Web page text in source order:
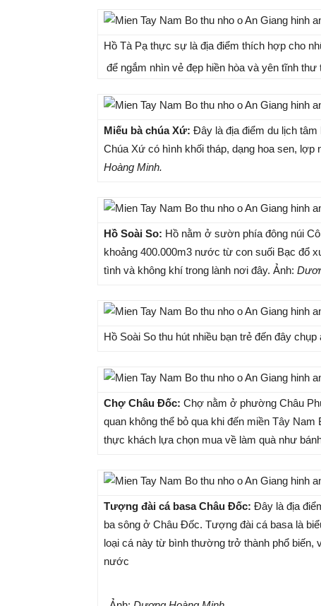
Hồ Tà Pạ thực sự là địa điểm thích hợp cho
để ngắm nhìn vẻ đẹp hiền hòa và yên tĩnh thư
Miếu bà chúa Xứ: Đây là địa điểm du lịch tâm
Chúa Xứ có hình khối tháp, dạng hoa sen, lợp
Hoàng Minh.
Hồ Soài So: Hồ nằm ở sườn phía đông núi
khoảng 400.000m3 nước từ con suối Bạc đổ
tình và không khí trong lành nơi đây. Ảnh:
Hồ Soài So thu hút nhiều bạn trẻ đến đây
Chợ Châu Đốc: Chợ nằm ở phường Châu
quan không thể bỏ qua khi đến miền Tây
thực khách lựa chọn mua về làm quà như
Tượng đài cá basa Châu Đốc: Đây là địa
ba sông ở Châu Đốc. Tượng đài cá basa là
loại cá này từ bình thường trở thành phổ biến,
nước